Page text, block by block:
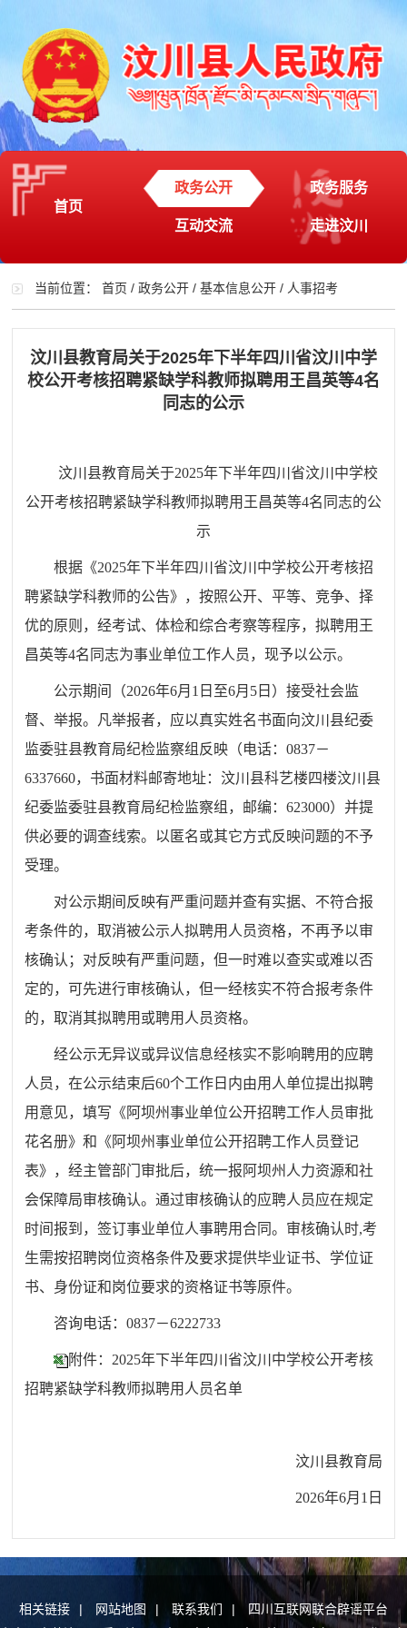
首页
政务公开 政务服务
互动交流 走进汶川
当前位置：首页 /政务公开 /基本信息公开 / 人事招考
汶川县教育局关于2025年下半年四川省汶川中学
校公开考核招聘紧缺学科教师拟聘用王昌英等4名
同志的公示
汶川县教育局关于2025年下半年四川省汶川中学校
公开考核招聘紧缺学科教师拟聘用王昌英等4名同志的公
示
根据《2025年下半年四川省汶川中学校公开考核招
聘紧缺学科教师的公告》，按照公开、平等、竞争、择
优的原则，经考试、体检和综合考察等程序，拟聘用王
昌英等4名同志为事业单位工作人员，现予以公示。
公示期间（2026年6月1日至6月5日）接受社会监
督、举报。凡举报者，应以真实姓名书面向汶川县纪委
监委驻县教育局纪检监察组反映（电话：0837－
6337660，书面材料邮寄地址：汶川县科艺楼四楼汶川县
纪委监委驻县教育局纪检监察组，邮编：623000）并提
供必要的调查线索。以匿名或其它方式反映问题的不予
受理。
对公示期间反映有严重问题并查有实据、不符合报
考条件的，取消被公示人拟聘用人员资格，不再予以审
核确认；对反映有严重问题，但一时难以查实或难以否
定的，可先进行审核确认，但一经核实不符合报考条件
的，取消其拟聘用或聘用人员资格。
经公示无异议或异议信息经核实不影响聘用的应聘
人员，在公示结束后60个工作日内由用人单位提出拟聘
用意见，填写《阿坝州事业单位公开招聘工作人员审批
花名册》和《阿坝州事业单位公开招聘工作人员登记
表》，经主管部门审批后，统一报阿坝州人力资源和社
会保障局审核确认。通过审核确认的应聘人员应在规定
时间报到，签订事业单位人事聘用合同。审核确认时,考
生需按招聘岗位资格条件及要求提供毕业证书、学位证
书、身份证和岗位要求的资格证书等原件。
咨询电话：0837－6222733
附件：2025年下半年四川省汶川中学校公开考核
招聘紧缺学科教师拟聘用人员名单
汶川县教育局
2026年6月1日
相关链接 | 网站地图 | 联系我们 |
四川互联网联合辟谣平台